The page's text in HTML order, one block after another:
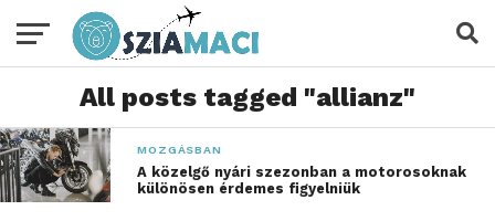
All posts tagged "allianz"
MOZGÁSBAN
A közelgő nyári szezonban a motorosoknak
különösen érdemes figyelniük